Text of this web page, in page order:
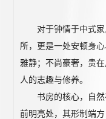
对于钟情于中式
所，更是一处安顿身
雅静；不尚豪奢，贵
人的志趣与修养。
书房的核心，自
前明亮处，其形制端